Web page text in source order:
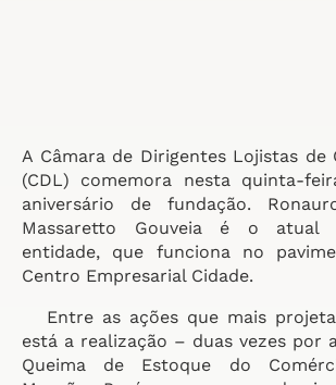
A Câmara de Dirigentes Lojistas de
(CDL) comemora nesta quinta-
aniversário de fundação.
Massaretto Gouveia é o atual
entidade, que funciona no
Centro Empresarial Cidade.
Entre as ações que mais
está a realização – duas vezes por
Queima de Estoque do